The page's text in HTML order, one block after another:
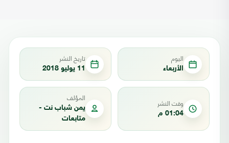
اليوم
الأربعاء
تاريخ النشر
11 يوليو 2018
وقت النشر
01:04 م
المؤلف
يمن شباب نت -
متابعات